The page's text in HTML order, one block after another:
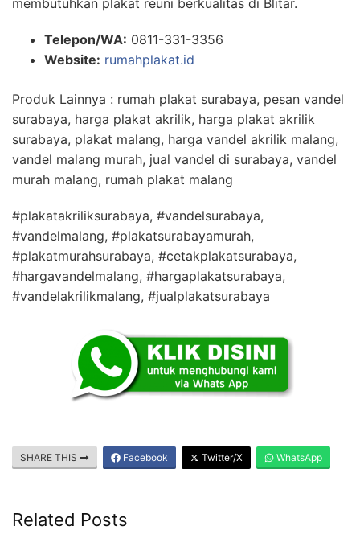
Telepon/WA: 0811-331-3356
Website: rumahplakat.id
Produk Lainnya : rumah plakat surabaya, pesan vandel
surabaya, harga plakat akrilik, harga plakat akrilik
surabaya, plakat malang, harga vandel akrilik malang,
vandel malang murah, jual vandel di surabaya, vandel
murah malang, rumah plakat malang
#plakatakriliksurabaya, #vandelsurabaya,
#vandelmalang, #plakatsurabayamurah,
#plakatmurahsurabaya, #cetakplakatsurabaya,
#hargavandelmalang, #hargaplakatsurabaya,
#vandelakrilikmalang, #jualplakatsurabaya
SHARE THIS Facebook Twitter/X WhatsApp
Related Posts